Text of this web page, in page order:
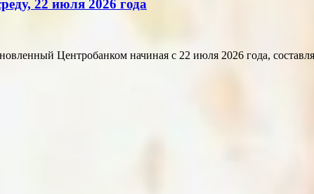
22 июля 2026 года
Центробанком начиная с 22 июля 2026 года,